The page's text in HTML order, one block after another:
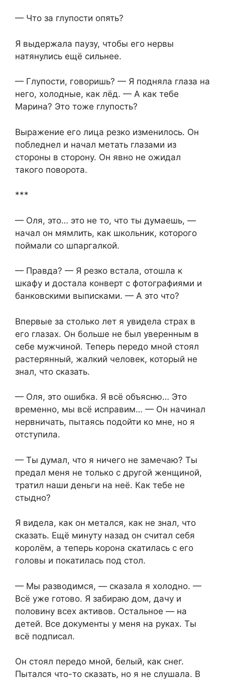
— Что за глупости опять?
Я выдержала паузу, чтобы его нервы
натянулись ещё сильнее.
— Глупости, говоришь? — Я подняла глаза на
него, холодные, как лёд. — А как тебе
Марина? Это тоже глупость?
Выражение его лица резко изменилось. Он
побледнел и начал метать глазами из
стороны в сторону. Он явно не ожидал
такого поворота.
***
— Оля, это… это не то, что ты думаешь, —
начал он мямлить, как школьник, которого
поймали со шпаргалкой.
— Правда? — Я резко встала, отошла к
шкафу и достала конверт с фотографиями и
банковскими выписками. — А это что?
Впервые за столько лет я увидела страх в
его глазах. Он больше не был уверенным в
себе мужчиной. Теперь передо мной стоял
растерянный, жалкий человек, который не
знал, что сказать.
— Оля, это ошибка. Я всё объясню… Это
временно, мы всё исправим… — Он начинал
нервничать, пытаясь подойти ко мне, но я
отступила.
— Ты думал, что я ничего не замечаю? Ты
предал меня не только с другой женщиной,
тратил наши деньги на неё. Как тебе не
стыдно?
Я видела, как он метался, как не знал, что
сказать. Ещё минуту назад он считал себя
королём, а теперь корона скатилась с его
головы и покатилась под стол.
— Мы разводимся, — сказала я холодно. —
Всё уже готово. Я забираю дом, дачу и
половину всех активов. Остальное — на
детей. Все документы у меня на руках. Ты
всё подписал.
Он стоял передо мной, белый, как снег.
Пытался что-то сказать, но я не слушала. В